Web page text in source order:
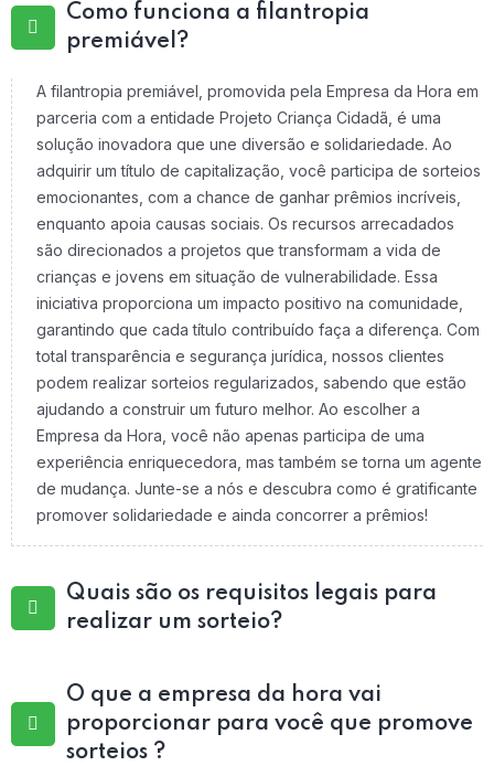
Como funciona a filantropia
premiável?
A filantropia premiável, promovida pela Empresa da Hora em
parceria com a entidade Projeto Criança Cidadã, é uma
solução inovadora que une diversão e solidariedade. Ao
adquirir um título de capitalização, você participa de sorteios
emocionantes, com a chance de ganhar prêmios incríveis,
enquanto apoia causas sociais. Os recursos arrecadados
são direcionados a projetos que transformam a vida de
crianças e jovens em situação de vulnerabilidade. Essa
iniciativa proporciona um impacto positivo na comunidade,
garantindo que cada título contribuído faça a diferença. Com
total transparência e segurança jurídica, nossos clientes
podem realizar sorteios regularizados, sabendo que estão
ajudando a construir um futuro melhor. Ao escolher a
Empresa da Hora, você não apenas participa de uma
experiência enriquecedora, mas também se torna um agente
de mudança. Junte-se a nós e descubra como é gratificante
promover solidariedade e ainda concorrer a prêmios!
Quais são os requisitos legais para
realizar um sorteio?
O que a empresa da hora vai
proporcionar para você que promove
sorteios ?